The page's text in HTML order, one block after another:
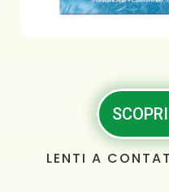
LENTI A